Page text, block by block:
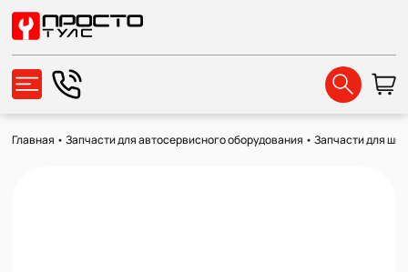
Главная •Запчасти для автосервисного оборудования •Запчасти для